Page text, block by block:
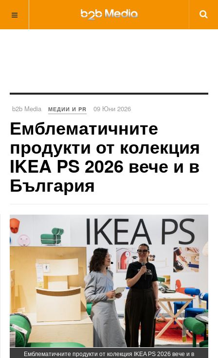
b2b Media МЕДИИ И PR 09 Юни 2026
Емблематичните
продукти от колекция
IKEA PS 2026 вече и в
България
Емблематичните продукти от колекция IKEA PS 2026 вече и в